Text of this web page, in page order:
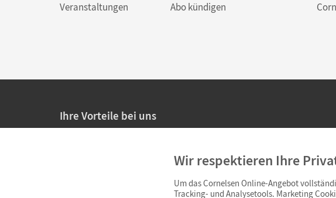
Veranstaltungen
Abo kündigen
Ihre Vorteile bei uns
Persönliche Angebote für Lehrkräfte
Sicheres Einkaufen mit SSL-Verschlüsselung
Wir respektieren Ihre
Um das Cornelsen Online-Angebot
Tracking- und Analysetools. Marketing